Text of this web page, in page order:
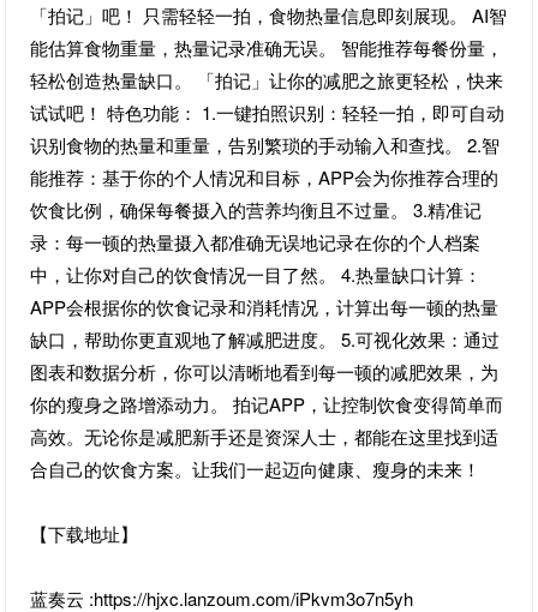
「拍记」吧！ 只需轻轻一拍，食物热量信息即刻展现。 AI智
能估算食物重量，热量记录准确无误。 智能推荐每餐份量，
轻松创造热量缺口。 「拍记」让你的减肥之旅更轻松，快来
试试吧！ 特色功能： 1.一键拍照识别：轻轻一拍，即可自动
识别食物的热量和重量，告别繁琐的手动输入和查找。 2.智
能推荐：基于你的个人情况和目标，APP会为你推荐合理的
饮食比例，确保每餐摄入的营养均衡且不过量。 3.精准记
录：每一顿的热量摄入都准确无误地记录在你的个人档案
中，让你对自己的饮食情况一目了然。 4.热量缺口计算：
APP会根据你的饮食记录和消耗情况，计算出每一顿的热量
缺口，帮助你更直观地了解减肥进度。 5.可视化效果：通过
图表和数据分析，你可以清晰地看到每一顿的减肥效果，为
你的瘦身之路增添动力。 拍记APP，让控制饮食变得简单而
高效。无论你是减肥新手还是资深人士，都能在这里找到适
合自己的饮食方案。让我们一起迈向健康、瘦身的未来！
【下载地址】
蓝奏云 :https://hjxc.lanzoum.com/iPkvm3o7n5yh